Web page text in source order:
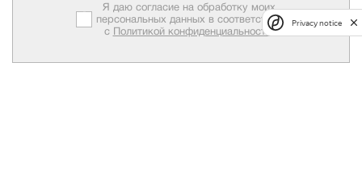
Я даю согласие на обработку моих
персональных данных в соответствии
с Политикой конфиденциальности.
Privacy notice